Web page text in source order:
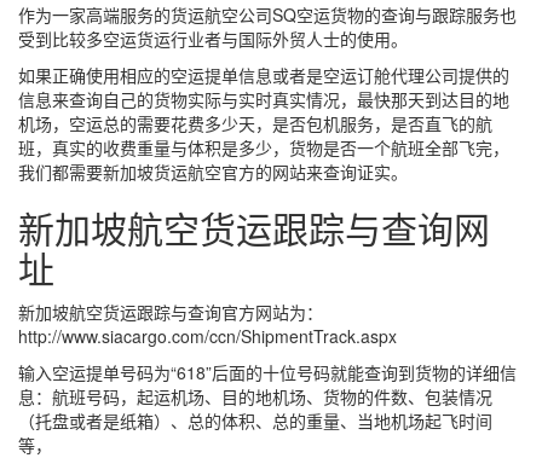
作为一家高端服务的货运航空公司SQ空运货物的查询与跟踪服务也
受到比较多空运货运行业者与国际外贸人士的使用。
如果正确使用相应的空运提单信息或者是空运订舱代理公司提供的
信息来查询自己的货物实际与实时真实情况，最快那天到达目的地
机场，空运总的需要花费多少天，是否包机服务，是否直飞的航
班，真实的收费重量与体积是多少，货物是否一个航班全部飞完，
我们都需要新加坡货运航空官方的网站来查询证实。
新加坡航空货运跟踪与查询网
址
新加坡航空货运跟踪与查询官方网站为：
http://www.siacargo.com/ccn/ShipmentTrack.aspx
输入空运提单号码为“618”后面的十位号码就能查询到货物的详细信
息：航班号码，起运机场、目的地机场、货物的件数、包装情况
（托盘或者是纸箱）、总的体积、总的重量、当地机场起飞时间
等，